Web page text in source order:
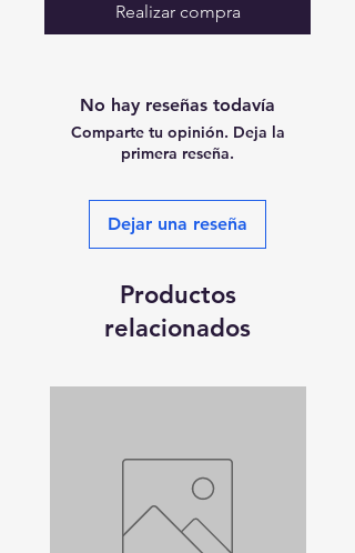
Realizar compra
No hay reseñas todavía
Comparte tu opinión. Deja la
primera reseña.
Dejar una reseña
Productos
relacionados